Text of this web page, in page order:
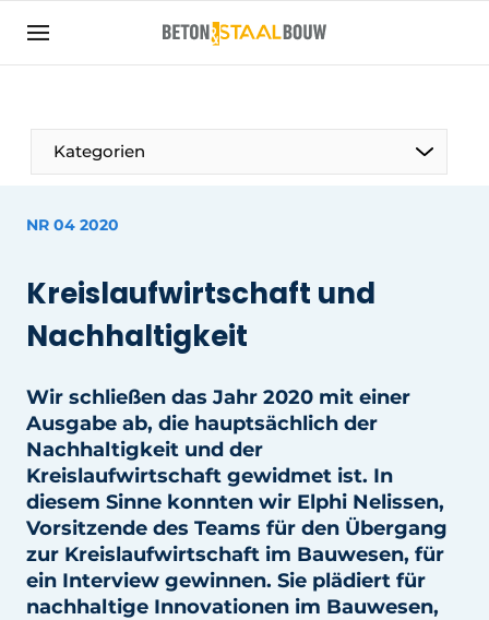
Registrieren Sie sich
Artikel
Unternehmen
Beton & Stahlbau | Entdecken Sie das
Kontakt
Direkter Kontakt
Meist gelesen
Newsletter
Podcasts
Datenschutz / Cookie-Erklärung
Ein Stellenangebot registrieren
Videos
Kategorien
NR 04 2020
Kreislaufwirtschaft und
Nachhaltigkeit
Wir schließen das Jahr 2020 mit einer
Ausgabe ab, die hauptsächlich der
Nachhaltigkeit und der
Kreislaufwirtschaft gewidmet ist. In
diesem Sinne konnten wir Elphi Nelissen,
Vorsitzende des Teams für den Übergang
zur Kreislaufwirtschaft im Bauwesen, für
ein Interview gewinnen. Sie plädiert für
nachhaltige Innovationen im Bauwesen,